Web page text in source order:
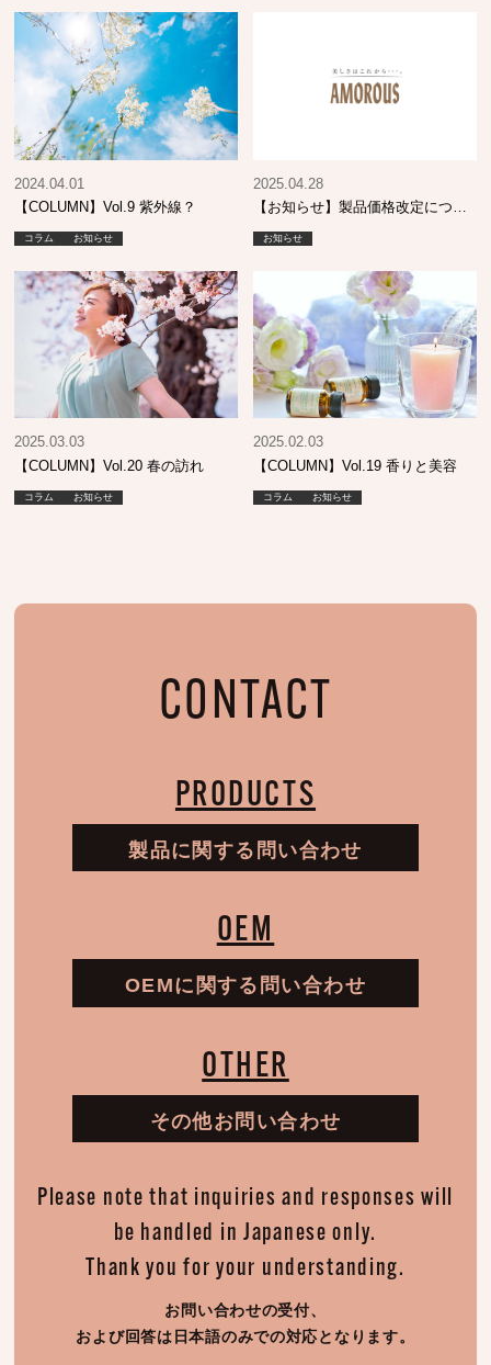
【COLUMN】Vol.9 紫外線？
2024.04.01
コラム お知らせ
【お知らせ】製品価格改定につい
2025.04.28
お知らせ
【COLUMN】Vol.20 春の訪れ
2025.03.03
コラム お知らせ
【COLUMN】Vol.19 香りと美容
2025.02.03
コラム お知らせ
CONTACT
PRODUCTS
製品に関する問い合わせ
OEM
OEMに関する問い合わせ
OTHER
その他お問い合わせ
Please note that inquiries and responses will
be handled in Japanese only.
Thank you for your understanding.
お問い合わせの受付、
および回答は日本語のみでの対応となります。